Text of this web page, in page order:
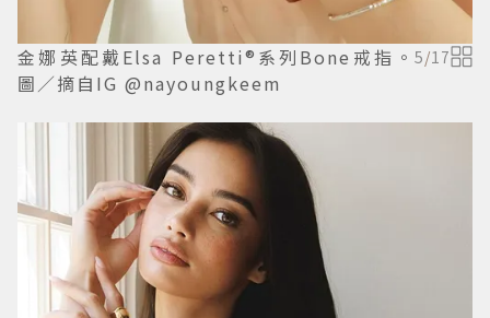
金娜英配戴Elsa Peretti®系列Bone戒指。
圖／摘自IG @nayoungkeem
5/17